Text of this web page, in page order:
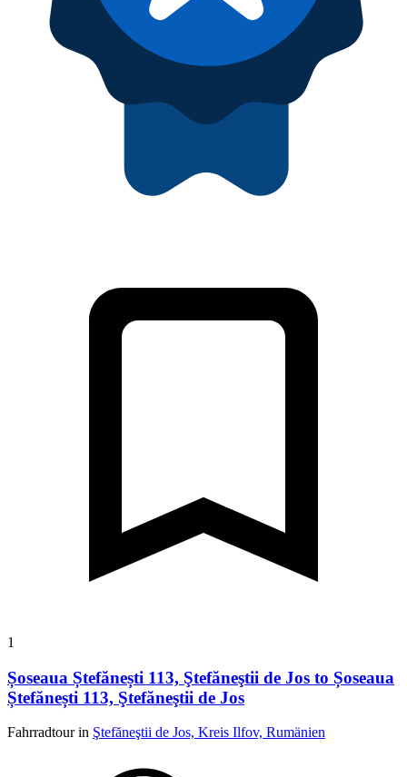
1
Șoseaua Ștefănești 113, Ştefăneştii de Jos to Șoseaua
Ștefănești 113, Ştefăneştii de Jos
Fahrradtour in Ştefăneştii de Jos, Kreis Ilfov, Rumänien